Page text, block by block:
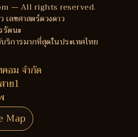
— All rights reserved.
เลขศาสตร์ดวงดาว
รัตนะ
ริการมากที่สุดในประเทศไทย
อม จำกัด
ย1
Map